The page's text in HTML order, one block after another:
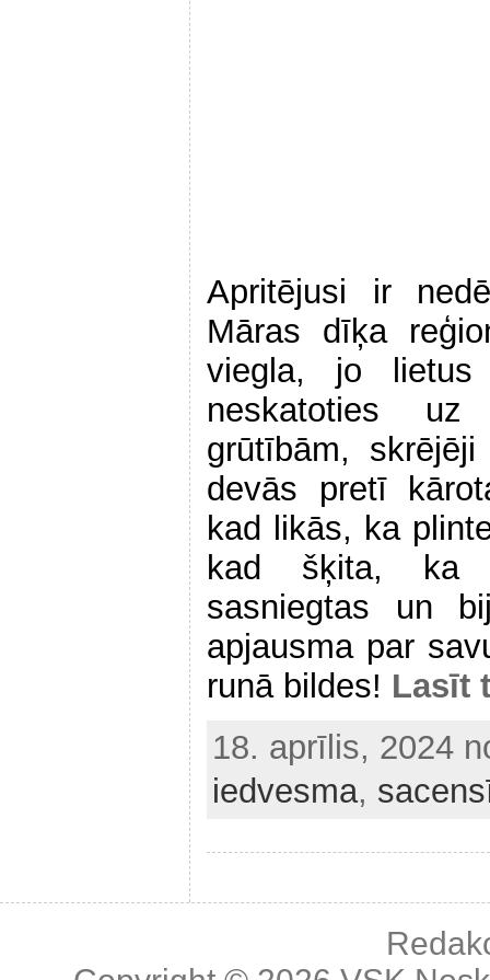
Apritējusi ir
Māras dīķa
viegla, jo
neskatoties uz
grūtībām,
devās pretī
kad likās, ka
kad šķita, ka
sasniegtas un
apjausma par
runā bildes! Lasīt
18. aprīlis, 2024
iedvesma,